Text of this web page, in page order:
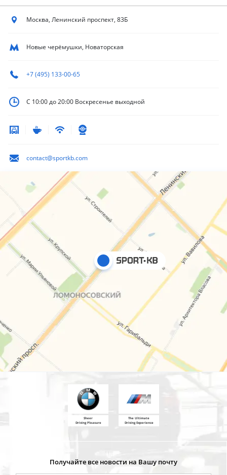
Москва, Ленинский проспект, 83Б
Новые черёмушки, Новаторская
+7 (495) 133-00-65
С 10:00 до 20:00 Воскресенье выходной
contact@sportkb.com
Sheer
Driving Pleasure
The Ultimate
Driving Experience
Получайте все новости на Вашу почту